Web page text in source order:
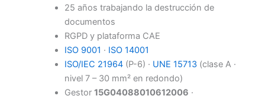
25 años trabajando la destrucción de
documentos
RGPD y plataforma CAE
ISO 9001 · ISO 14001
ISO/IEC 21964(P-6) · UNE 15713(clase A ·
nivel 7 – 30 mm² en redondo)
Gestor 15G04088010612006 ·